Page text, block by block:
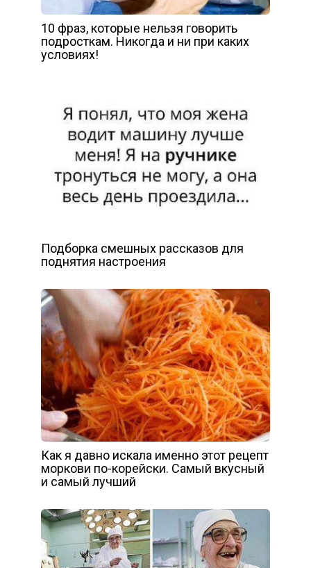
10 фраз, которые нельзя говорить
подросткам. Никогда и ни при каких
условиях!
Подборка смешных рассказов для
поднятия настроения
Как я давно искала именно этот рецепт
моркови по-корейски. Самый вкусный
и самый лучший